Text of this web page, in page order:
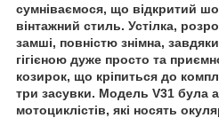
сумніваємося, що відкритий
вінтажний стиль. Устілка,
замші, повністю знімна,
гігієною дуже просто та
козирок, що кріпиться до
три засувки. Модель V31 була
мотоциклістів, які носять